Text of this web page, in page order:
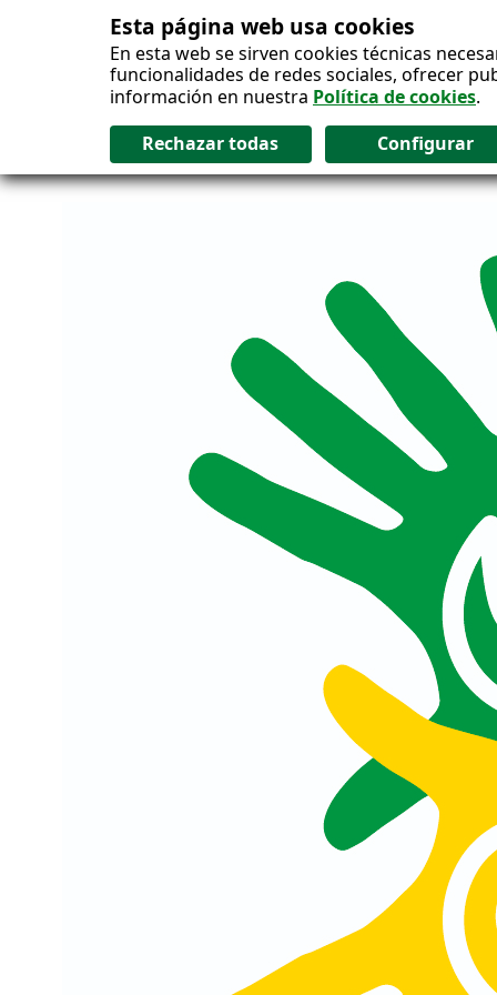
Esta página web usa cookies
En esta web se sirven cookies técnicas
funcionalidades de redes sociales, ofrecer
información en nuestra Política de cookies.
Salto al contenido